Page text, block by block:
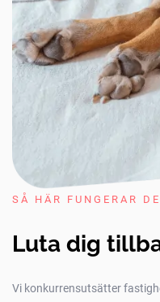
SÅ HÄR FUNGERAR
Luta dig
Vi konkurrensutsätter